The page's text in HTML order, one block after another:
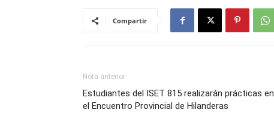
Compartir
Nota anterior
Estudiantes del ISET 815 realizarán prácticas en
el Encuentro Provincial de Hilanderas